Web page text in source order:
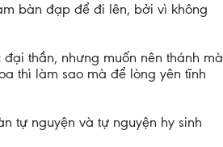
bàn đạp để đi lên, bởi vì không
thần, nhưng muốn nên thánh mà
thì làm sao mà để lòng yên tĩnh
tự nguyện và tự nguyện hy sinh